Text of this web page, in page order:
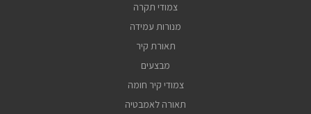
צמודי תקרה
מנורות עמידה
תאורת קיר
מבצעים
צמודי קיר חומה
תאורה לאמבטיה